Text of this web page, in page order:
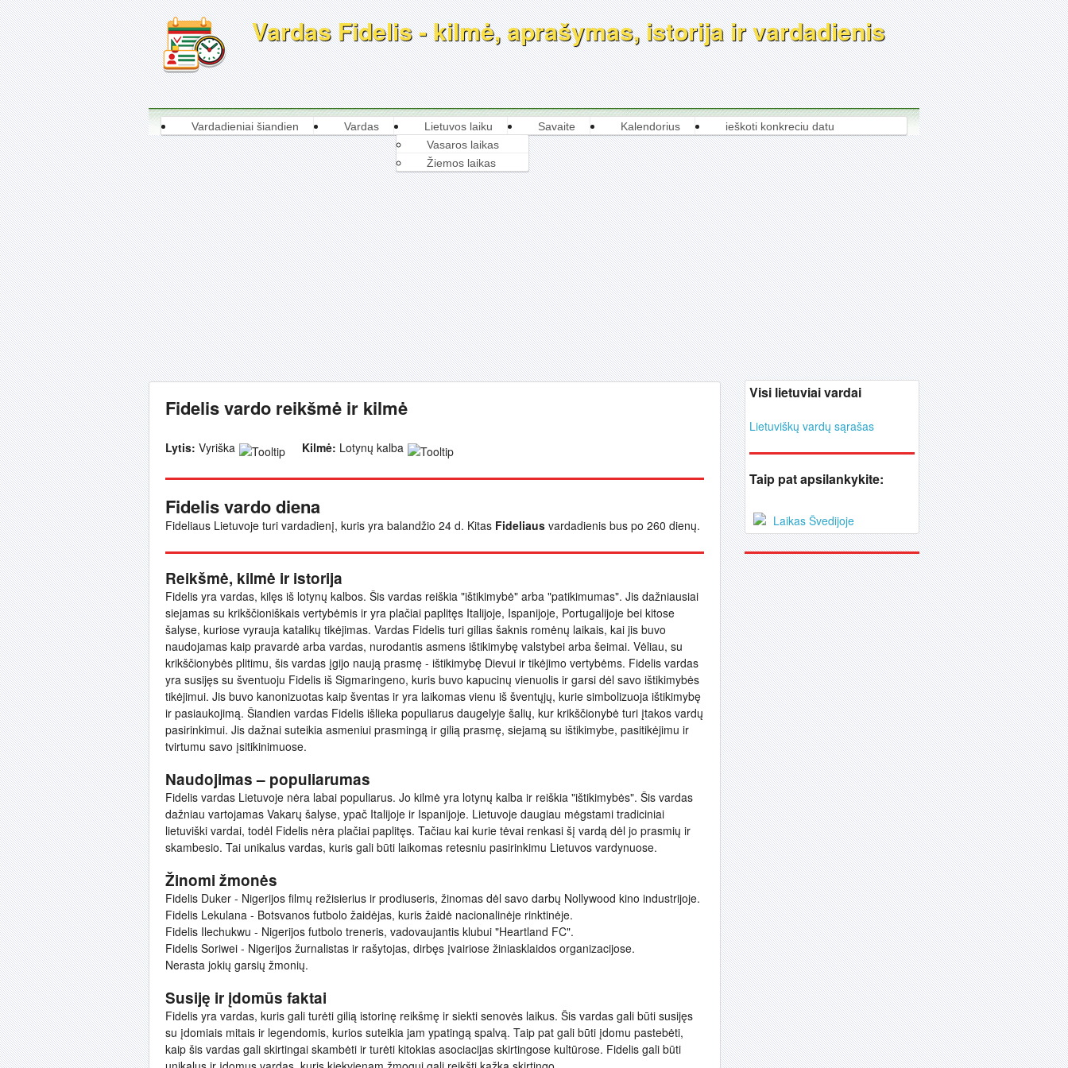
Vardas Fidelis - kilmė, aprašymas, istorija ir vardadienis
Vardadieniai šiandien Vardas
Lietuvos laiku
Vasaros laikas
Žiemos laikas
Savaite Kalendorius ieškoti konkreciu datu
Fidelis vardo reikšmė ir kilmė
Lytis: Vyriška Kilmė: Lotynų kalba
Fidelis vardo diena
Fideliaus Lietuvoje turi vardadienį, kuris yra balandžio 24 d. Kitas Fideliaus vardadienis bus po 260 dienų.
Reikšmė, kilmė ir istorija
Fidelis yra vardas, kilęs iš lotynų kalbos. Šis vardas reiškia "ištikimybė" arba "patikimumas". Jis dažniausiai
siejamas su krikščioniškais vertybėmis ir yra plačiai paplitęs Italijoje, Ispanijoje, Portugalijoje bei kitose
šalyse, kuriose vyrauja katalikų tikėjimas. Vardas Fidelis turi gilias šaknis romėnų laikais, kai jis buvo
naudojamas kaip pravardė arba vardas, nurodantis asmens ištikimybę valstybei arba šeimai. Vėliau, su
krikščionybės plitimu, šis vardas įgijo naują prasmę - ištikimybę Dievui ir tikėjimo vertybėms. Fidelis vardas
yra susijęs su šventuoju Fidelis iš Sigmaringeno, kuris buvo kapucinų vienuolis ir garsi dėl savo ištikimybės
tikėjimui. Jis buvo kanonizuotas kaip šventas ir yra laikomas vienu iš šventųjų, kurie simbolizuoja ištikimybę
ir pasiaukojimą. Šiandien vardas Fidelis išlieka populiarus daugelyje šalių, kur krikščionybė turi įtakos vardų
pasirinkimui. Jis dažnai suteikia asmeniui prasmingą ir gilią prasmę, siejamą su ištikimybe, pasitikėjimu ir
tvirtumu savo įsitikinimuose.
Naudojimas – populiarumas
Fidelis vardas Lietuvoje nėra labai populiarus. Jo kilmė yra lotynų kalba ir reiškia "ištikimybės". Šis vardas
dažniau vartojamas Vakarų šalyse, ypač Italijoje ir Ispanijoje. Lietuvoje daugiau mėgstami tradiciniai
lietuviški vardai, todėl Fidelis nėra plačiai paplitęs. Tačiau kai kurie tėvai renkasi šį vardą dėl jo prasmių ir
skambesio. Tai unikalus vardas, kuris gali būti laikomas retesniu pasirinkimu Lietuvos vardynuose.
Žinomi žmonės
Fidelis Duker - Nigerijos filmų režisierius ir prodiuseris, žinomas dėl savo darbų Nollywood kino industrijoje.
Fidelis Lekulana - Botsvanos futbolo žaidėjas, kuris žaidė nacionalinėje rinktinėje.
Fidelis Ilechukwu - Nigerijos futbolo treneris, vadovaujantis klubui "Heartland FC".
Fidelis Soriwei - Nigerijos žurnalistas ir rašytojas, dirbęs įvairiose žiniasklaidos organizacijose.
Nerasta jokių garsių žmonių.
Susiję ir įdomūs faktai
Fidelis yra vardas, kuris gali turėti gilią istorinę reikšmę ir siekti senovės laikus. Šis vardas gali būti susijęs
su įdomiais mitais ir legendomis, kurios suteikia jam ypatingą spalvą. Taip pat gali būti įdomu pastebėti,
kaip šis vardas gali skirtingai skambėti ir turėti kitokias asociacijas skirtingose kultūrose. Fidelis gali būti
Visi lietuviai vardai
Lietuviškų vardų sąrašas
Taip pat apsilankykite:
Laikas Švedijoje